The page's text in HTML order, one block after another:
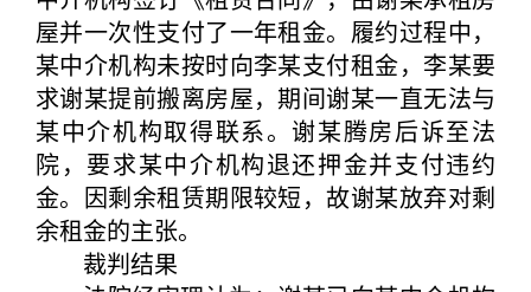
屋并一次性支付了一年租金。履约过程中，
某中介机构未按时向李某支付租金，李某要
求谢某提前搬离房屋，期间谢某一直无法与
某中介机构取得联系。谢某腾房后诉至法
院，要求某中介机构退还押金并支付违约
金。因剩余租赁期限较短，故谢某放弃对剩
余租金的主张。
裁判结果